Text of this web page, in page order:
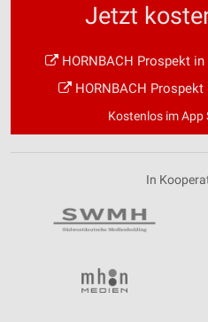
Jetzt
HORNBACH Prospekt
HORNBACH Prospekt
Kostenlos im App
In